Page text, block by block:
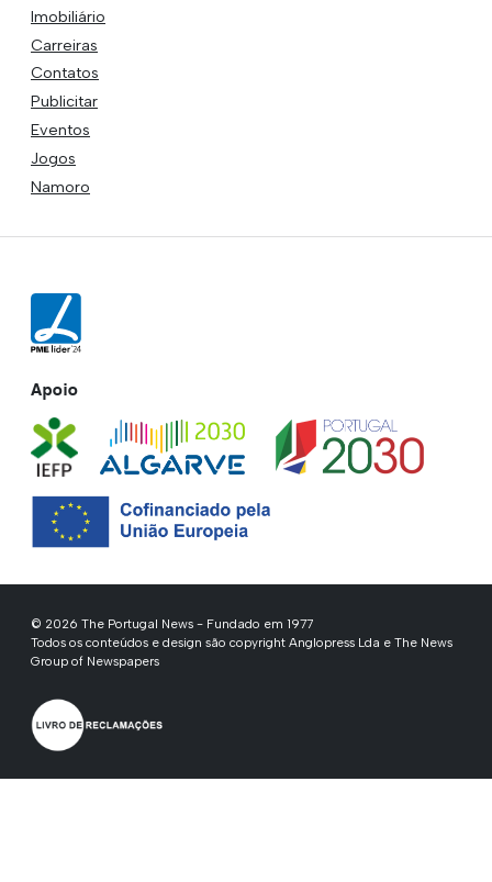
Imobiliário
Carreiras
Contatos
Publicitar
Eventos
Jogos
Namoro
Apoio
© 2026 The Portugal News - Fundado em 1977
Todos os conteúdos e design são copyright Anglopress Lda e The News
Group of Newspapers